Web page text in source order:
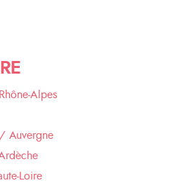
Alpes
Auvergne
Loire